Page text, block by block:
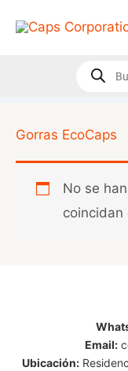
de
Gorras EcoCaps
No se
coincidan
Email:
Ubicación: